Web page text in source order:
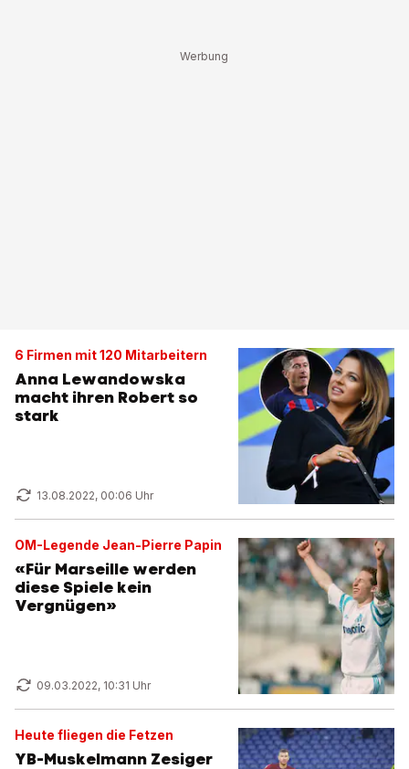
6 Firmen mit 120 Mitarbeitern
Anna Lewandowska
macht ihren Robert so
stark
13.08.2022, 00:06 Uhr
OM-Legende Jean-Pierre Papin
«Für Marseille werden
diese Spiele kein
Vergnügen»
09.03.2022, 10:31 Uhr
Heute fliegen die Fetzen
YB-Muskelmann Zesiger